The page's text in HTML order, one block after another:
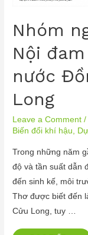
Nhóm
Nội
nước
Long
Leave a Comment
Biến đổi khí hậu,
Trong những năm
độ và tần suất dẫn
đến sinh kế, môi
Thơ được biết đến
Cửu Long, tuy …